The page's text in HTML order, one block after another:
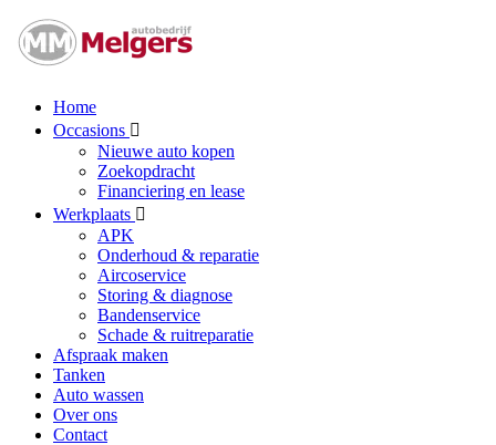
Home
Occasions
Nieuwe auto kopen
Zoekopdracht
Financiering en lease
Werkplaats
APK
Onderhoud & reparatie
Aircoservice
Storing & diagnose
Bandenservice
Schade & ruitreparatie
Afspraak maken
Tanken
Auto wassen
Over ons
Contact